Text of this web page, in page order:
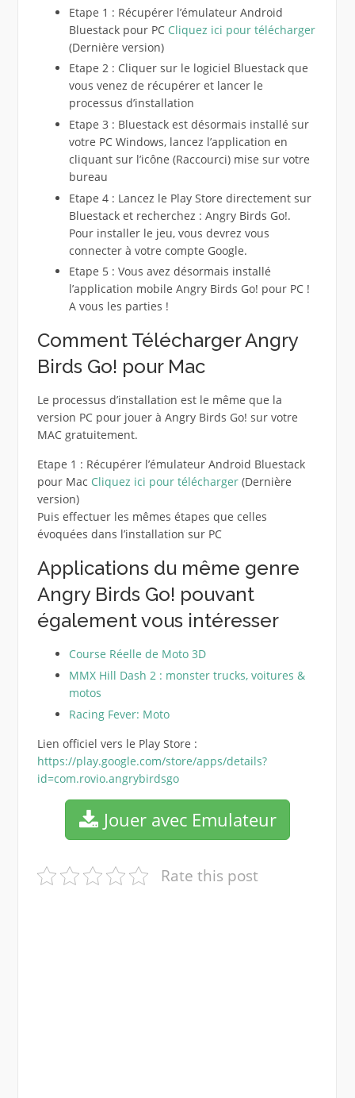
Etape 1 : Récupérer l’émulateur Android
Bluestack pour PC Cliquez ici pour télécharger
(Dernière version)
Etape 2 : Cliquer sur le logiciel Bluestack que
vous venez de récupérer et lancer le
processus d’installation
Etape 3 : Bluestack est désormais installé sur
votre PC Windows, lancez l’application en
cliquant sur l’icône (Raccourci) mise sur votre
bureau
Etape 4 : Lancez le Play Store directement sur
Bluestack et recherchez : Angry Birds Go!.
Pour installer le jeu, vous devrez vous
connecter à votre compte Google.
Etape 5 : Vous avez désormais installé
l’application mobile Angry Birds Go! pour PC !
A vous les parties !
Comment Télécharger Angry
Birds Go! pour Mac
Le processus d’installation est le même que la
version PC pour jouer à Angry Birds Go! sur votre
MAC gratuitement.
Etape 1 : Récupérer l’émulateur Android Bluestack
pour Mac Cliquez ici pour télécharger(Dernière
version)
Puis effectuer les mêmes étapes que celles
évoquées dans l’installation sur PC
Applications du même genre
Angry Birds Go! pouvant
également vous intéresser
Course Réelle de Moto 3D
MMX Hill Dash 2 : monster trucks, voitures &
motos
Racing Fever: Moto
Lien officiel vers le Play Store :
https://play.google.com/store/apps/details?
id=com.rovio.angrybirdsgo
Jouer avec Emulateur
Rate this post